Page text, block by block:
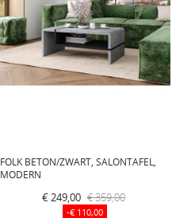
FOLK BETON/ZWART, SALONTAFEL,
MODERN
€ 249,00 € 359,00
-€ 110,00